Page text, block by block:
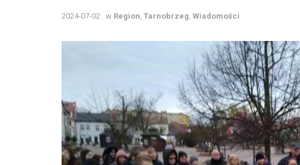
2024-07-02 w Region Tarnobrzeg Wiadomości